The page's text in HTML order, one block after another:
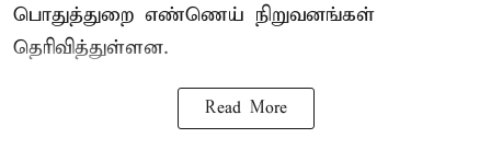
பொதுத்துறை எண்ணெய் நிறுவனங்கள்
தெரிவித்துள்ளன.
Read More